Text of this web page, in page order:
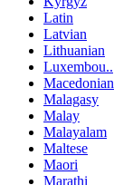
Latin
Latvian
Lithuanian
Luxembou..
Macedonian
Malagasy
Malay
Malayalam
Maltese
Maori
Marathi